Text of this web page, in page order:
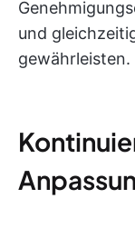
und
gewährleisten.